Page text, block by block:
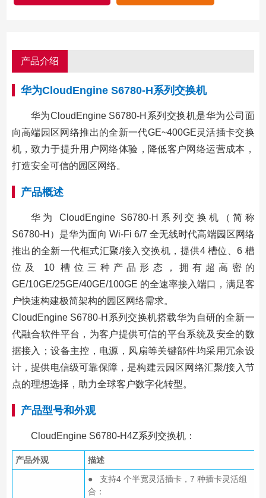
产品介绍
华为CloudEngine S6780-H系列交换机
华为CloudEngine S6780-H系列交换机是华为公司面
向高端园区网络推出的全新一代GE~400GE灵活插卡交换
机，致力于提升用户网络体验，降低客户网络运营成本，
打造安全可信的园区网络。
产品概述
华为 CloudEngine S6780-H系列交换机（简称
S6780-H）是华为面向 Wi-Fi 6/7 全无线时代高端园区网络
推出的全新一代框式汇聚/接入交换机，提供4 槽位、6 槽
位及 10 槽位三种产品形态，拥有超高密的
GE/10GE/25GE/40GE/100GE 的全速率接入端口，满足客
户快速构建极简架构的园区网络需求。
CloudEngine S6780-H系列交换机搭载华为自研的全新一
代融合软件平台，为客户提供可信的平台系统及安全的数
据接入；设备主控，电源，风扇等关键部件均采用冗余设
计，提供电信级可靠保障，是构建云园区网络汇聚/接入节
点的理想选择，助力全球客户数字化转型。
产品型号和外观
CloudEngine S6780-H4Z系列交换机：
产品外观 描述
● 支持4 个半宽灵活插卡，7 种插卡灵活组
合：